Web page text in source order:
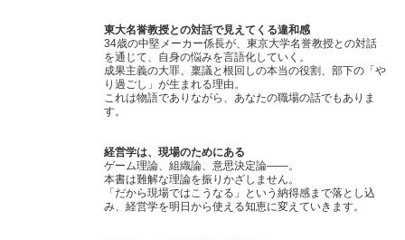
東大名誉教授との対話で見えてくる違和感
34歳の中堅メーカー係長が、東京大学名誉教授との対話
を通じて、自身の悩みを言語化していく。
成果主義の大罪、稟議と根回しの本当の役割、部下の「や
り過ごし」が生まれる理由。
これは物語でありながら、あなたの職場の話でもありま
す。
経営学は、現場のためにある
ゲーム理論、組織論、意思決定論――。
本書は難解な理論を振りかざしません。
「だから現場ではこうなる」という納得感まで落とし込
み、経営学を明日から使える知恵に変えていきます。